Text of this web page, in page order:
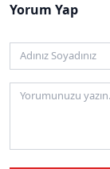
Yorum Yap